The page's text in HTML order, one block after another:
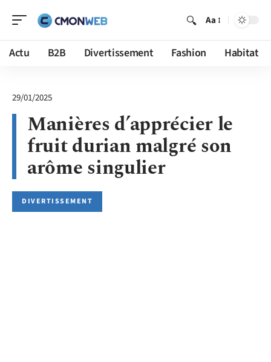
Aa
Actu B2B Divertissement Fashion Habitat
29/01/2025
Manières d’apprécier le
fruit durian malgré son
arôme singulier
DIVERTISSEMENT